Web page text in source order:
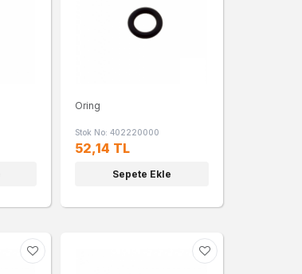
Oring
Stok No: 402220000
52,14 TL
Sepete Ekle